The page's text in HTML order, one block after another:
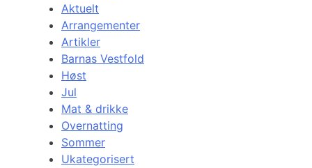
Aktuelt
Arrangementer
Artikler
Barnas Vestfold
Høst
Jul
Mat & drikke
Overnatting
Sommer
Ukategorisert